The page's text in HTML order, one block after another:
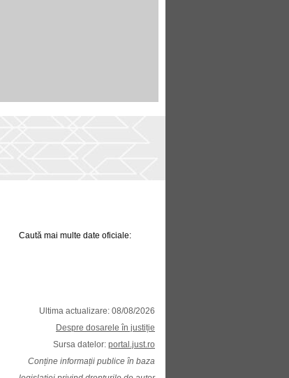
Caută mai multe date oficiale:
Ultima actualizare: 08/08/2026
Despre dosarele în justiție
Sursa datelor: portal.just.ro
Conține informații publice în baza